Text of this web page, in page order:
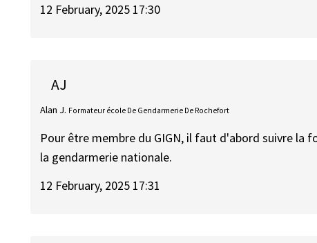
12 February, 2025 17:30
AJ
Alan J. Formateur école De Gendarmerie De Rochefort
Pour être membre du GIGN, il faut d'abord suivre
la gendarmerie nationale.
12 February, 2025 17:31